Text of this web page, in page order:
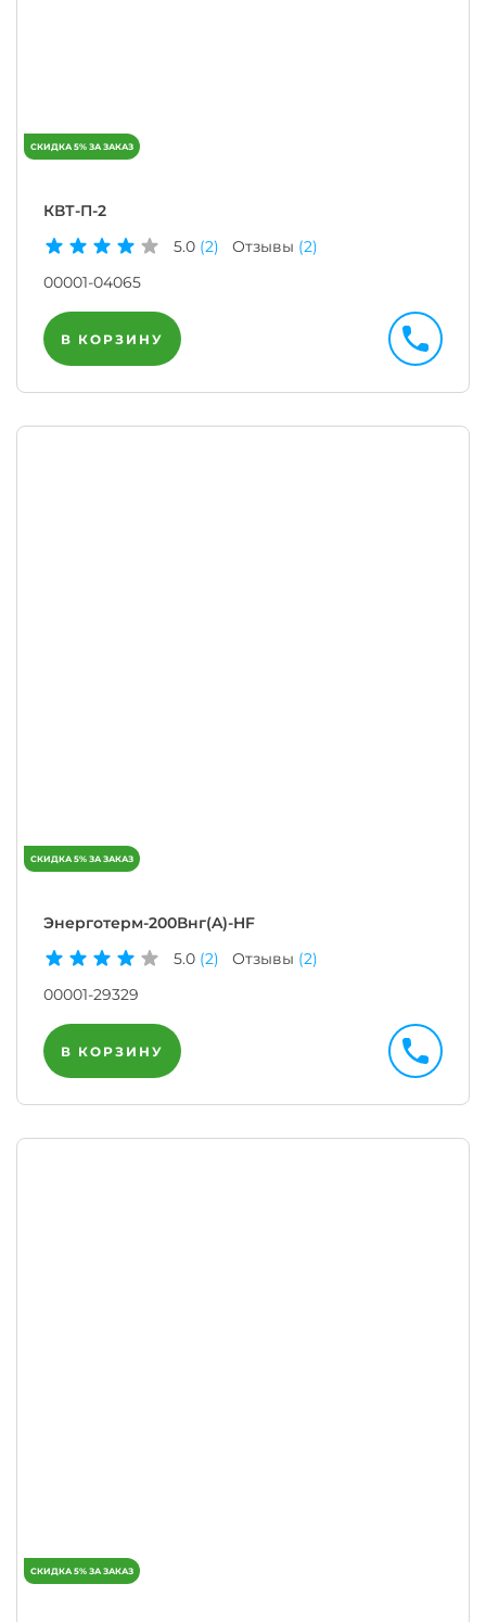
КВТ-П-2
5.0 (2) Отзывы (2)
00001-04065
В КОРЗИНУ
Энерготерм-200Внг(A)-HF
5.0 (2) Отзывы (2)
00001-29329
В КОРЗИНУ